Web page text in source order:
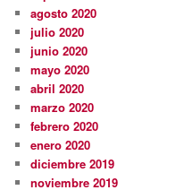
agosto 2020
julio 2020
junio 2020
mayo 2020
abril 2020
marzo 2020
febrero 2020
enero 2020
diciembre 2019
noviembre 2019